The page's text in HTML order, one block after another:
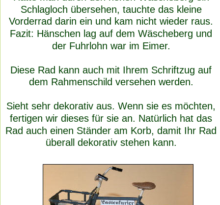
Schlagloch übersehen, tauchte das kleine
Vorderrad darin ein und kam nicht wieder raus.
Fazit: Hänschen lag auf dem Wäscheberg und
der Fuhrlohn war im Eimer.
Diese Rad kann auch mit Ihrem Schriftzug auf
dem Rahmenschild versehen werden.
Sieht sehr dekorativ aus. Wenn sie es möchten,
fertigen wir dieses für sie an. Natürlich hat das
Rad auch einen Ständer am Korb, damit Ihr Rad
überall dekorativ stehen kann.